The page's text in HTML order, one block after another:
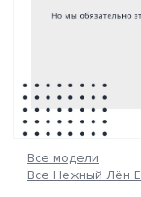
Все модели
Все Нежный Лён